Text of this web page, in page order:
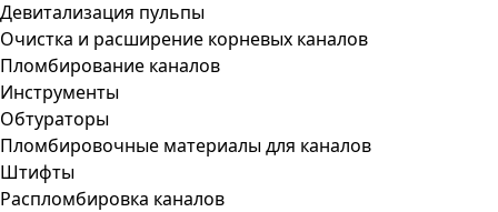
Девитализация пульпы
Очистка и расширение корневых каналов
Пломбирование каналов
Инструменты
Обтураторы
Пломбировочные материалы для каналов
Штифты
Распломбировка каналов